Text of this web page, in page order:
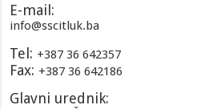
E-mail:
info@sscitluk.ba
Tel: +387 36 642357
Fax: +387 36 642186
Glavni urednik: